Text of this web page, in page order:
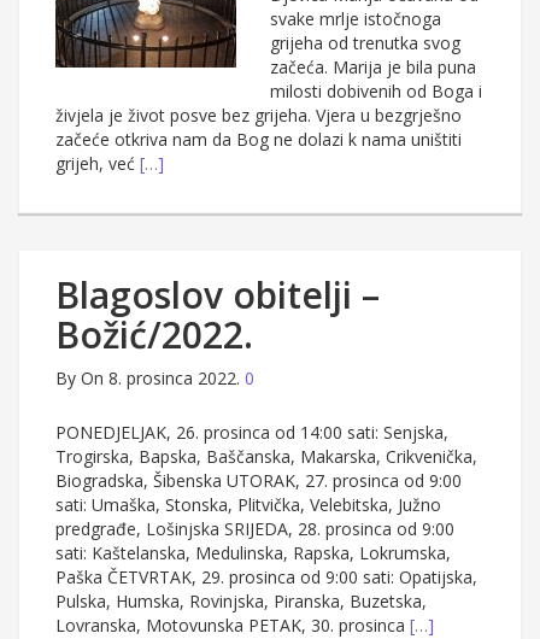
svake mrlje istočnoga
grijeha od trenutka svog
začeća. Marija je bila puna
milosti dobivenih od Boga i
živjela je život posve bez grijeha. Vjera u bezgrješno
začeće otkriva nam da Bog ne dolazi k nama uništiti
grijeh, već […]
Blagoslov obitelji –
Božić/2022.
By On 8. prosinca 2022. 0
PONEDJELJAK, 26. prosinca od 14:00 sati: Senjska,
Trogirska, Bapska, Baščanska, Makarska, Crikvenička,
Biogradska, Šibenska UTORAK, 27. prosinca od 9:00
sati: Umaška, Stonska, Plitvička, Velebitska, Južno
predgrađe, Lošinjska SRIJEDA, 28. prosinca od 9:00
sati: Kaštelanska, Medulinska, Rapska, Lokrumska,
Paška ČETVRTAK, 29. prosinca od 9:00 sati: Opatijska,
Pulska, Humska, Rovinjska, Piranska, Buzetska,
Lovranska, Motovunska PETAK, 30. prosinca […]